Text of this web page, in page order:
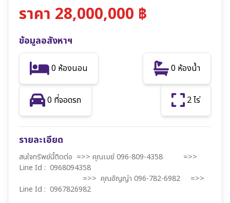
ราคา 28,000,000 ฿
ข้อมูลอสังหาฯ
0 ห้องนอน 0 ห้องน้ำ
0 ที่จอดรถ 2 ไร่
รายละเอียด
สนใจทรัพย์นี้ติดต่อ =>> คุณเมย์ 096-809-4358 =>>
Line Id : 0968094358
=>> คุณอัญญ่า 096-782-6982 =>>
Line Id : 0967826982